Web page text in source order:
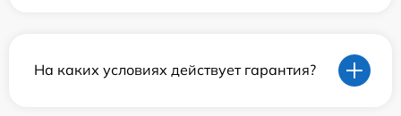
На каких условиях действует гарантия?